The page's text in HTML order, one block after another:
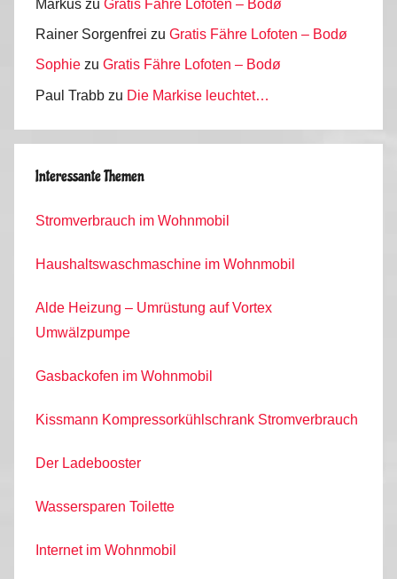
Markus zu Gratis Fähre Lofoten – Bodø
Rainer Sorgenfrei zu Gratis Fähre Lofoten – Bodø
Sophie zu Gratis Fähre Lofoten – Bodø
Paul Trabb zu Die Markise leuchtet…
Interessante Themen
Stromverbrauch im Wohnmobil
Haushaltswaschmaschine im Wohnmobil
Alde Heizung – Umrüstung auf Vortex
Umwälzpumpe
Gasbackofen im Wohnmobil
Kissmann Kompressorkühlschrank Stromverbrauch
Der Ladebooster
Wassersparen Toilette
Internet im Wohnmobil